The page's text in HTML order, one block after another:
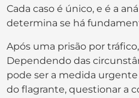
Cada caso é único, e é a
determina se há
Após uma prisão por
Dependendo das
pode ser a medida
do flagrante, questionar a